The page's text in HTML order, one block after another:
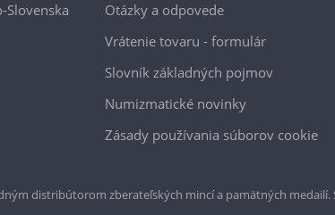
Slovenska
Otázky a odpovede
Vrátenie tovaru - formulár
Slovník základných pojmov
Numizmatické novinky
Zásady používania súborov cookie
distribútorom zberateľských mincí a pamätných